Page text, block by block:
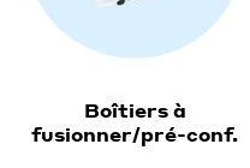
Boîtiers à
fusionner/pré-conf.